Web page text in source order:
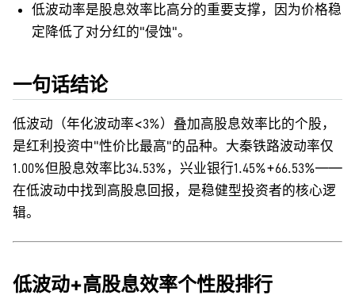
低波动率是股息效率比高分的重要支撑，因为价格稳
定降低了对分红的"侵蚀"。
一句话结论
低波动（年化波动率<3%）叠加高股息效率比的个股，
是红利投资中"性价比最高"的品种。大秦铁路波动率仅
1.00%但股息效率比34.53%，兴业银行1.45%+66.53%——
在低波动中找到高股息回报，是稳健型投资者的核心逻
辑。
低波动+高股息效率个性股排行